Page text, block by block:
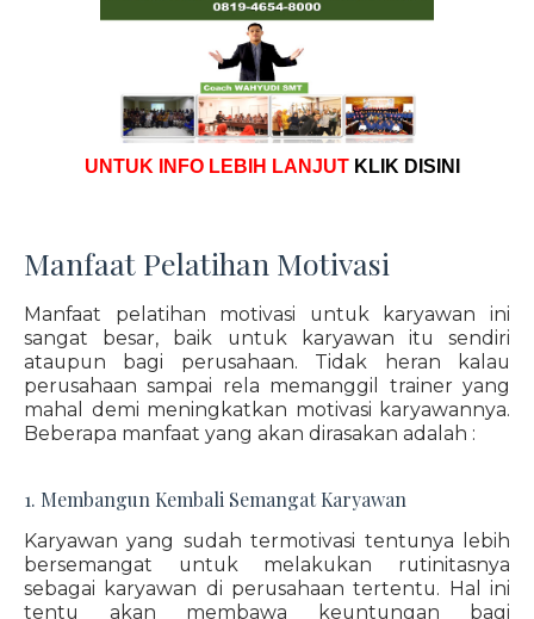
UNTUK INFO LEBIH LANJUT KLIK DISINI
Manfaat Pelatihan Motivasi
Manfaat pelatihan motivasi untuk karyawan ini
sangat besar, baik untuk karyawan itu sendiri
ataupun bagi perusahaan. Tidak heran kalau
perusahaan sampai rela memanggil trainer yang
mahal demi meningkatkan motivasi karyawannya.
Beberapa manfaat yang akan dirasakan adalah :
1. Membangun Kembali Semangat Karyawan
Karyawan yang sudah termotivasi tentunya lebih
bersemangat untuk melakukan rutinitasnya
sebagai karyawan di perusahaan tertentu. Hal ini
tentu akan membawa keuntungan bagi